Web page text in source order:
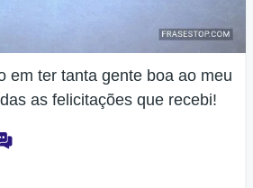
em ter tanta gente boa ao meu
as felicitações que recebi!